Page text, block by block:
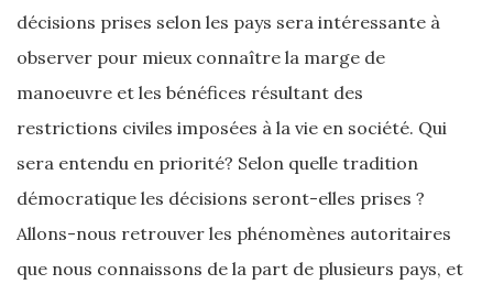
décisions prises selon les pays sera intéressante à
observer pour mieux connaître la marge de
manoeuvre et les bénéfices résultant des
restrictions civiles imposées à la vie en société. Qui
sera entendu en priorité? Selon quelle tradition
démocratique les décisions seront-elles prises ?
Allons-nous retrouver les phénomènes autoritaires
que nous connaissons de la part de plusieurs pays, et